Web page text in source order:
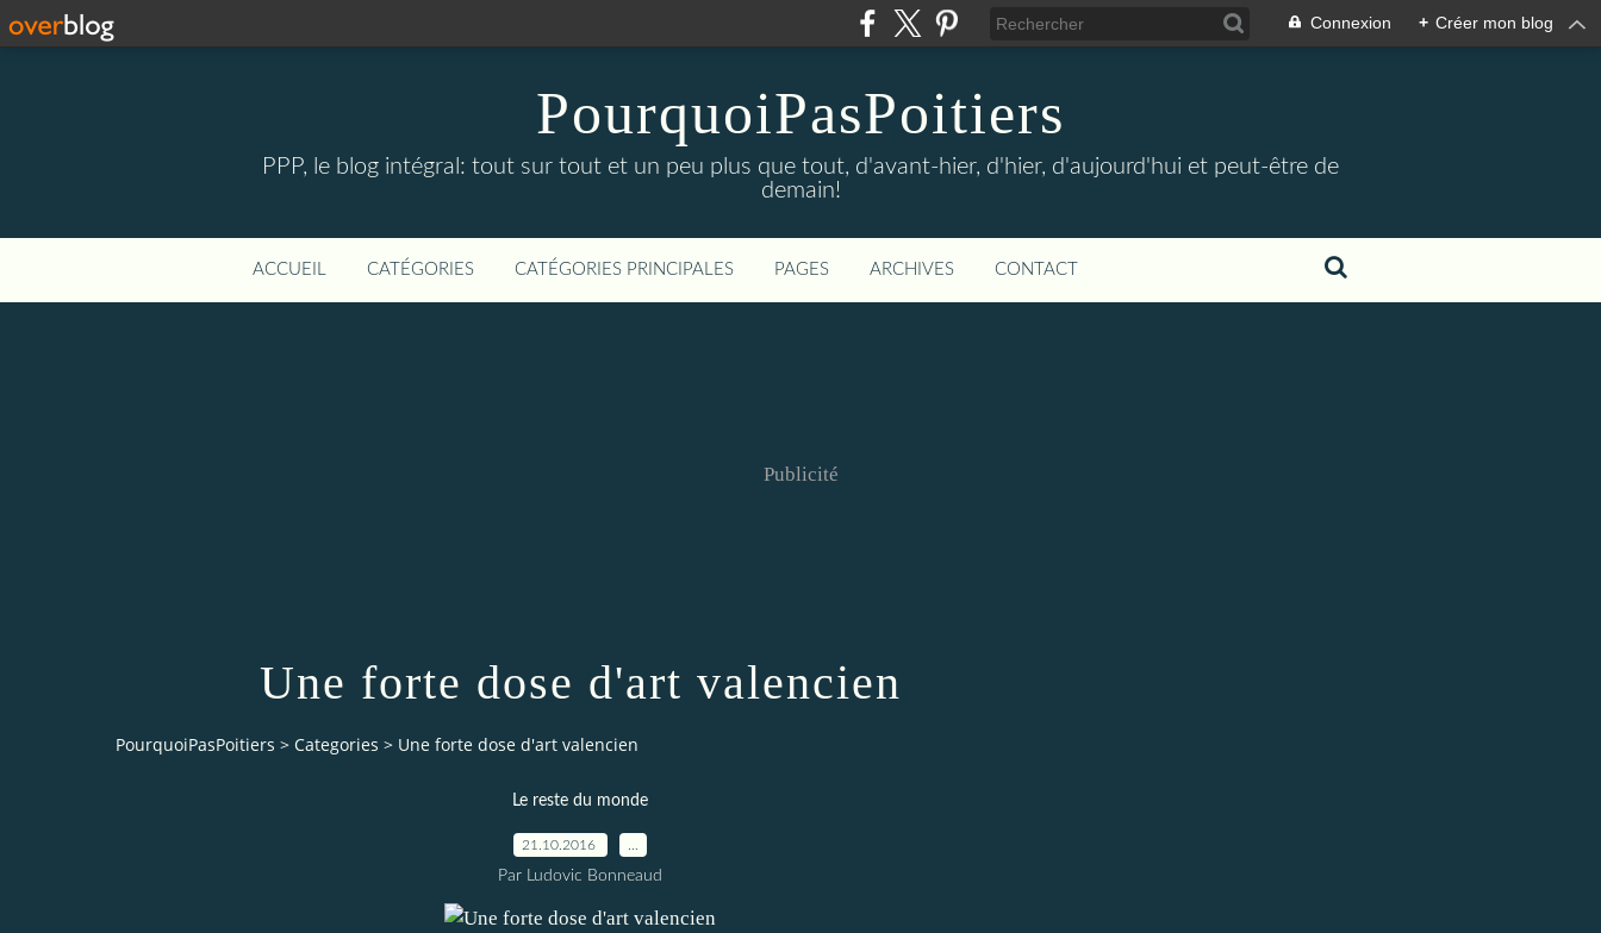
Connexion + Créer mon blog
PourquoiPasPoitiers
PPP, le blog intégral: tout sur tout et un peu plus que tout, d'avant-hier, d'hier, d'aujourd'hui et peut-être de
demain!
ACCUEIL CATÉGORIES CATÉGORIES PRINCIPALES PAGES ARCHIVES CONTACT
Publicité
Une forte dose d'art valencien
PourquoiPasPoitiers > Categories > Une forte dose d'art valencien
Le reste du monde
21.10.2016
Par Ludovic Bonneaud